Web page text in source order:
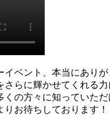
ベント、本当にあり
らに輝かせてくれる
の方々に知っていた
お待ちしております！